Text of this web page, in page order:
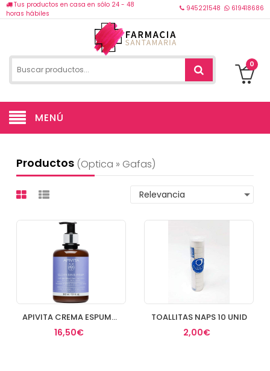
Tus productos en casa en sólo 24 - 48
horas hábiles
945221548 619418686
0
MENÚ
Productos (optica » Gafas)
APIVITA CREMA ESPUMA LIMPIADORA CARA & OJOS
16,50€
TOALLITAS NAPS 10 UNID
2,00€